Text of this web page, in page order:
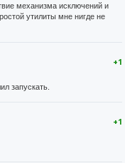
механизма исключений и
утилиты мне нигде не
+1
запускать.
+1